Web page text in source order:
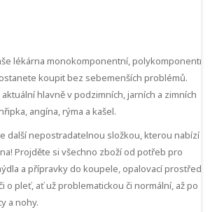
lékárna monokomponentní, polykomponentní
koupit bez sebemenších problémů.
hlavně v podzimních, jarních a zimních
angína, rýma a kašel.
další nepostradatelnou složkou, kterou nabízí
Projděte si všechno zboží od potřeb pro
a přípravky do koupele, opalovací
o pleť, ať už problematickou či normální, až po
a nohy.